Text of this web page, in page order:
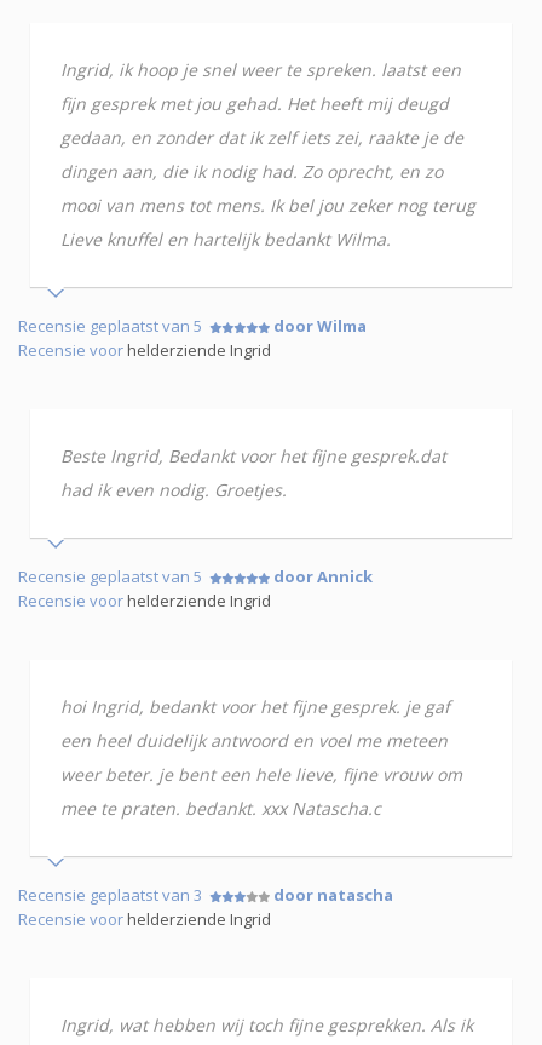
Ingrid, ik hoop je snel weer te spreken. laatst een
fijn gesprek met jou gehad. Het heeft mij deugd
gedaan, en zonder dat ik zelf iets zei, raakte je de
dingen aan, die ik nodig had. Zo oprecht, en zo
mooi van mens tot mens. Ik bel jou zeker nog terug
Lieve knuffel en hartelijk bedankt Wilma.
Recensie geplaatst van 5
door Wilma
Recensie voorhelderziende Ingrid
Beste Ingrid, Bedankt voor het fijne gesprek.dat
had ik even nodig. Groetjes.
Recensie geplaatst van 5
door Annick
Recensie voorhelderziende Ingrid
hoi Ingrid, bedankt voor het fijne gesprek. je gaf
een heel duidelijk antwoord en voel me meteen
weer beter. je bent een hele lieve, fijne vrouw om
mee te praten. bedankt. xxx Natascha.c
Recensie geplaatst van 3
door natascha
Recensie voorhelderziende Ingrid
Ingrid, wat hebben wij toch fijne gesprekken. Als ik